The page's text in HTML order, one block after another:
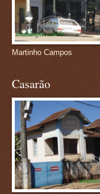
Martinho Campos
Casarão